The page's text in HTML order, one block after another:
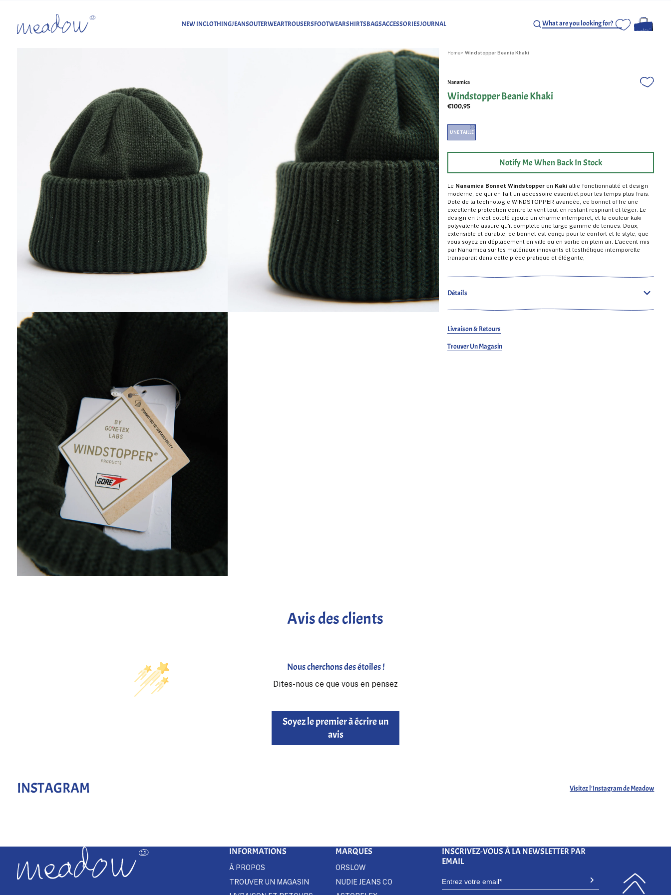
NEW INCLOTHINGJEANSOUTERWEARTROUSERSFOOTWEARSHIRTSBAGSACCESSORIESJOURNAL
Home Windstopper Beanie Khaki
Nanamica
Windstopper Beanie Khaki
€100,95
UNE TAILLE
Notify Me When Back In Stock
Le Nanamica Bonnet Windstopper en Kaki allie fonctionnalité et design
moderne, ce qui en fait un accessoire essentiel pour les temps plus frais.
Doté de la technologie WINDSTOPPER avancée, ce bonnet offre une
excellente protection contre le vent tout en restant respirant et léger. Le
design en tricot côtelé ajoute un charme intemporel, et la couleur kaki
polyvalente assure qu'il complète une large gamme de tenues. Doux,
extensible et durable, ce bonnet est conçu pour le confort et le style, que
vous soyez en déplacement en ville ou en sortie en plein air. L'accent mis
par Nanamica sur les matériaux innovants et l'esthétique intemporelle
transparaît dans cette pièce pratique et élégante,
Détails
Livraison & Retours
Trouver Un Magasin
Avis des clients
Nous cherchons des étoiles !
Dites-nous ce que vous en pensez
Soyez le premier à écrire un
avis
INSTAGRAM Visitez l'Instagram de Meadow
INSCRIVEZ-VOUS À LA NEWSLETTER PAR
EMAIL
INFORMATIONS
À PROPOS
TROUVER UN MAGASIN
MARQUES
ORSLOW
NUDIE JEANS CO